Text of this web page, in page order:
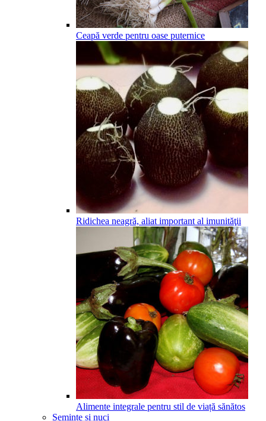
Ceapă verde pentru oase puternice
Ridichea neagră, aliat important al imunităţii
Alimente integrale pentru stil de viață sănătos
Semințe și nuci